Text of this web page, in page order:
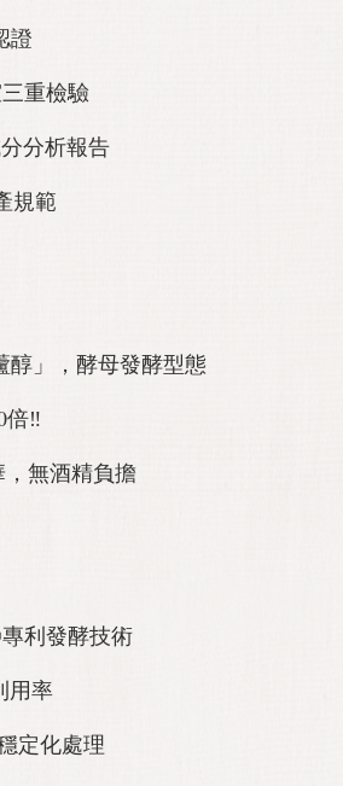
證
重檢驗
分析報告
規範
醇」，酵母發酵型態
倍‼️
無酒精負擔
利發酵技術
用率
定化處理